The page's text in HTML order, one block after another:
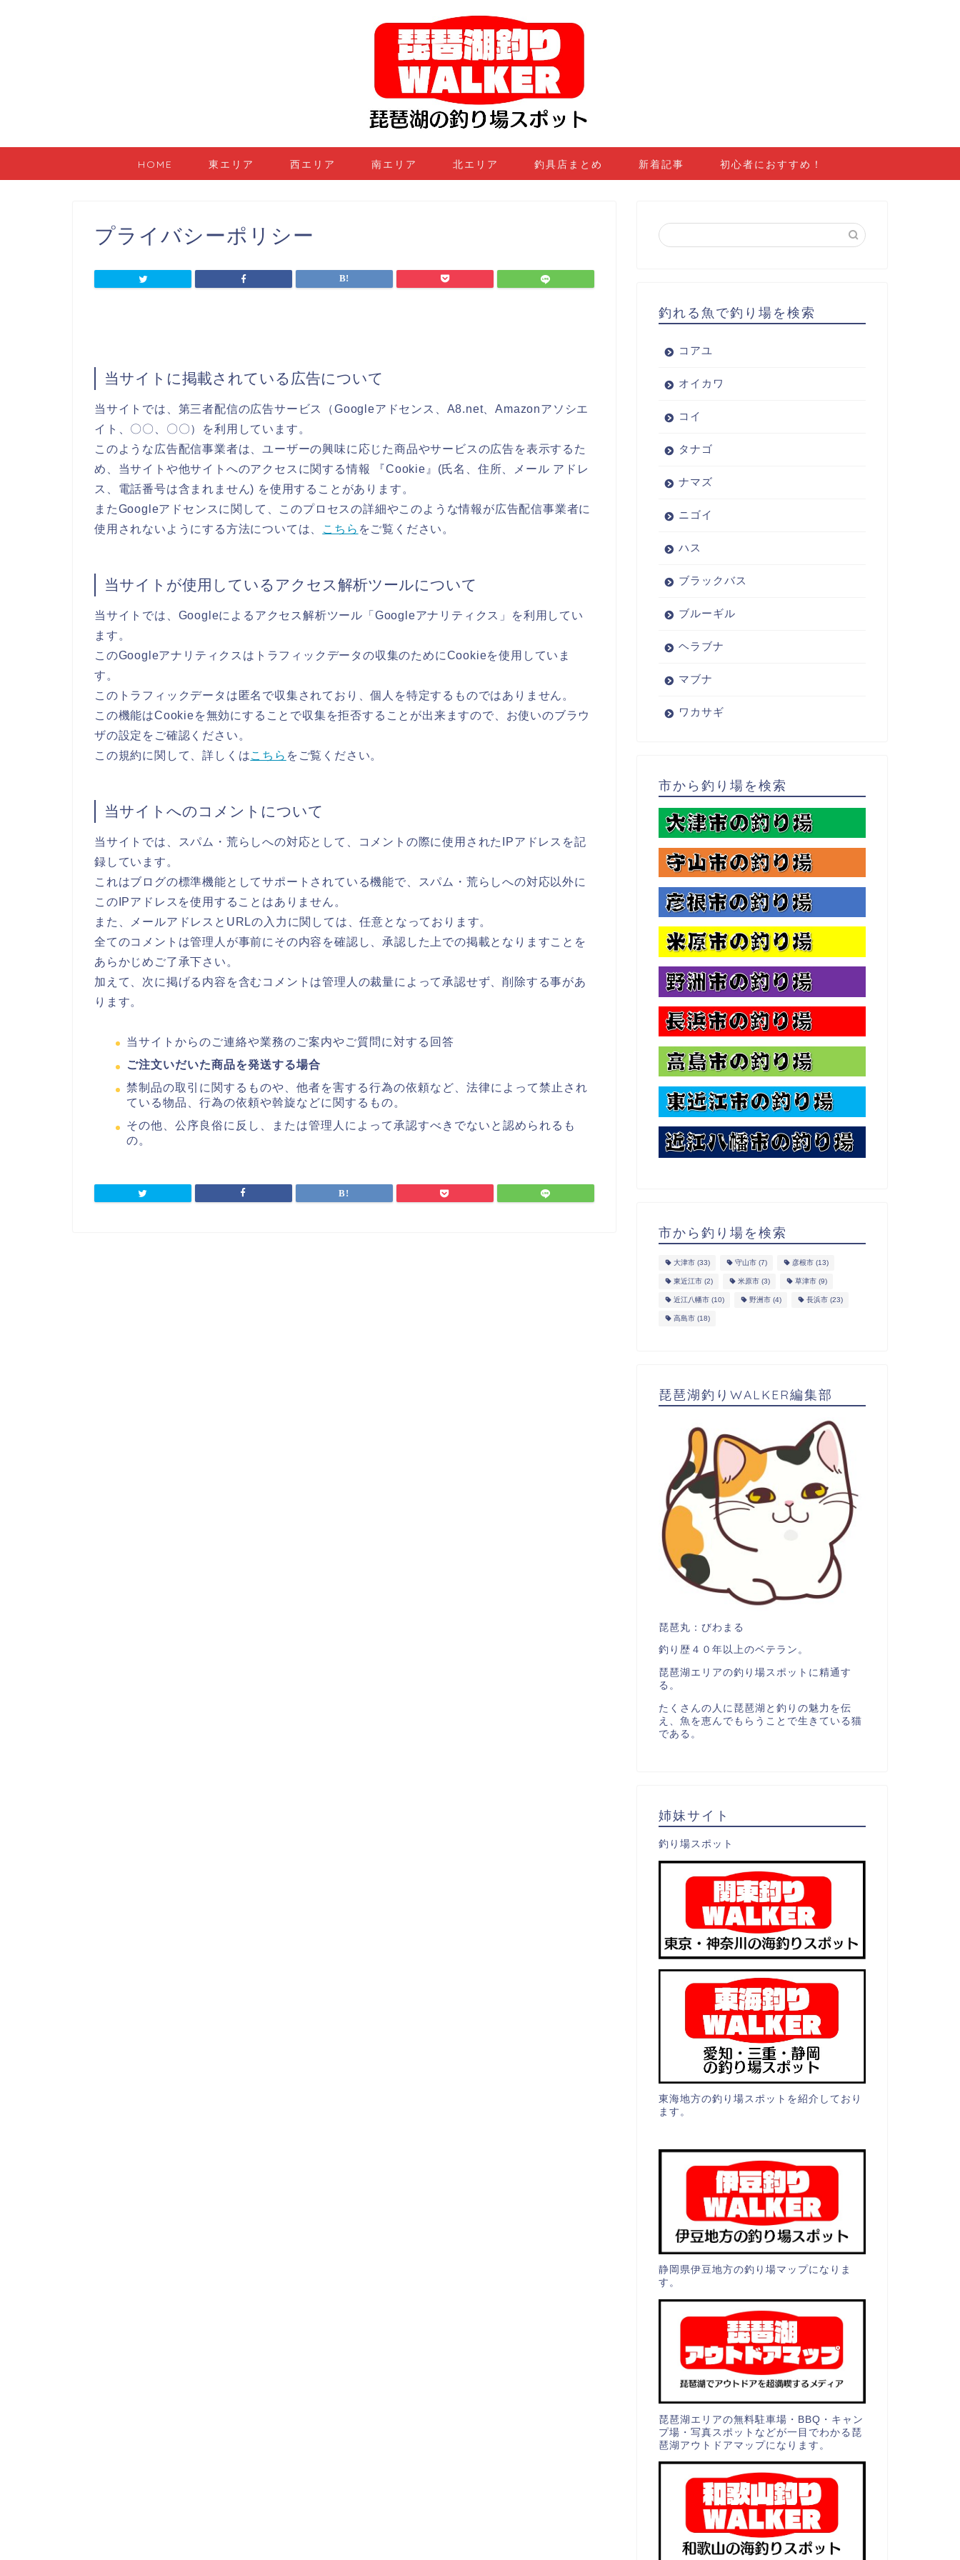
HOME 東エリア 西エリア 南エリア 北エリア 釣具店まとめ 新着記事 初心者におすすめ！
プライバシーポリシー
当サイトに掲載されている広告について
当サイトでは、第三者配信の広告サービス（Googleアドセンス、A8.net、Amazonアソシエ
イト、〇〇、〇〇）を利用しています。
このような広告配信事業者は、ユーザーの興味に応じた商品やサービスの広告を表示するた
め、当サイトや他サイトへのアクセスに関する情報 『Cookie』(氏名、住所、メール アドレ
ス、電話番号は含まれません) を使用することがあります。
またGoogleアドセンスに関して、このプロセスの詳細やこのような情報が広告配信事業者に
使用されないようにする方法については、
こちら をご覧ください。
当サイトが使用しているアクセス解析ツールについて
当サイトでは、Googleによるアクセス解析ツール「Googleアナリティクス」を利用してい
ます。
このGoogleアナリティクスはトラフィックデータの収集のためにCookieを使用していま
す。
このトラフィックデータは匿名で収集されており、個人を特定するものではありません。
この機能はCookieを無効にすることで収集を拒否することが出来ますので、お使いのブラウ
ザの設定をご確認ください。
この規約に関して、詳しくはこちら をご覧ください。
当サイトへのコメントについて
当サイトでは、スパム・荒らしへの対応として、コメントの際に使用されたIPアドレスを記
録しています。
これはブログの標準機能としてサポートされている機能で、スパム・荒らしへの対応以外に
このIPアドレスを使用することはありません。
また、メールアドレスとURLの入力に関しては、任意となっております。
全てのコメントは管理人が事前にその内容を確認し、承認した上での掲載となりますことを
あらかじめご了承下さい。
加えて、次に掲げる内容を含むコメントは管理人の裁量によって承認せず、削除する事があ
ります。
当サイトからのご連絡や業務のご案内やご質問に対する回答
ご注文いだいた商品を発送する場合
禁制品の取引に関するものや、他者を害する行為の依頼など、法律によって禁止され
ている物品、行為の依頼や斡旋などに関するもの。
その他、公序良俗に反し、または管理人によって承認すべきでないと認められるも
の。
釣れる魚で釣り場を検索
コアユ
オイカワ
コイ
タナゴ
ナマズ
ニゴイ
ハス
ブラックバス
ブルーギル
ヘラブナ
マブナ
ワカサギ
市から釣り場を検索
市から釣り場を検索
大津市(33) 守山市(7) 彦根市(13)
東近江市(2) 米原市(3) 草津市(9)
近江八幡市(10) 野洲市(4) 長浜市(23)
高島市(18)
琵琶湖釣りWALKER編集部
琵琶丸：びわまる
釣り歴４０年以上のベテラン。
琵琶湖エリアの釣り場スポットに精通す
る。
たくさんの人に琵琶湖と釣りの魅力を伝
え、魚を恵んでもらうことで生きている猫
である。
姉妹サイト
釣り場スポット
東海地方の釣り場スポットを紹介しており
ます。
静岡県伊豆地方の釣り場マップになりま
す。
琵琶湖エリアの無料駐車場・BBQ・キャン
プ場・写真スポットなどが一目でわかる琵
琶湖アウトドアマップになります。